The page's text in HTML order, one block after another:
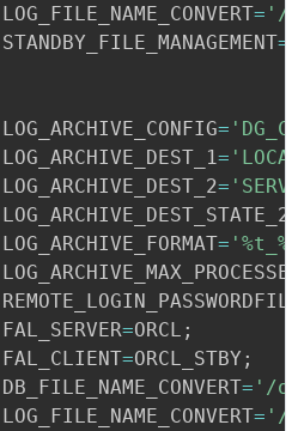
LOG_FILE_NAME_CONVERT= '/
STANDBY_FILE_MANAGEMENT=
LOG_ARCHIVE_CONFIG=
LOG_ARCHIVE_DEST_1 =
LOG_ARCHIVE_DEST_2=
LOG_ARCHIVE_DEST_STATE_2
LOG_ARCHIVE_FORMAT=
LOG_ARCHIVE_MAX_PROCESSES
REMOTE_LOGIN_PASSWORDFILE
FAL_SERVER=ORCL ;
FAL_CLIENT=ORCL_STBY ;
DB_FILE_NAME_CONVERT= '/
LOG_FILE_NAME_CONVERT= '/